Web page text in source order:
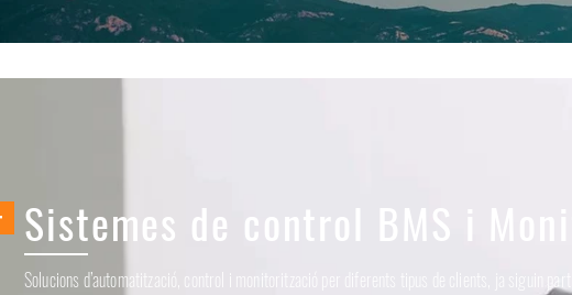
Sistemes de control BMS i
Solucions d’automatització, control i monitorització per diferents tipus de clients, ja siguin